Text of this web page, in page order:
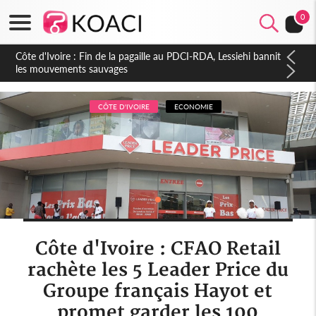
0
Côte d'Ivoire : Fin de la pagaille au PDCI-RDA, Lessiehi bannit
les mouvements sauvages
CÔTE D'IVOIRE ECONOMIE
Côte d'Ivoire : CFAO Retail
rachète les 5 Leader Price du
Groupe français Hayot et